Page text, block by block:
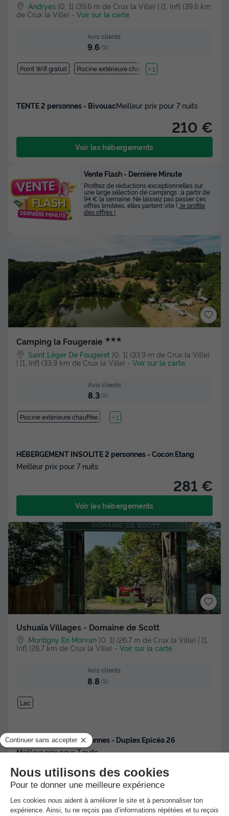
Andryes ]0, 1[ (39,6 m de Crux la Ville) | [1, Inf[ (39,6 km
de Crux la Ville) - Voir sur la carte
Avis clients
9.6/10
Point Wifi gratuit Piscine extérieure chauffée
+ 1
TENTE 2 personnes - BivouacMeilleur prix pour 7 nuits
210 €
Voir les hébergements
Camping la Fougeraie ★★★
Saint Léger De Fougeret ]0, 1[ (33,9 m de Crux la Ville)
| [1, Inf[ (33,9 km de Crux la Ville) - Voir sur la carte
Avis clients
8.3/10
Piscine extérieure chauffée Lac
+ 1
HÉBERGEMENT INSOLITE 2 personnes - Cocon Etang
Meilleur prix pour 7 nuits
281 €
Voir les hébergements
Ushuaïa Villages - Domaine de Scott
Montigny En Morvan ]0, 1[ (26,7 m de Crux la Ville) | [1,
Inf[ (26,7 km de Crux la Ville) - Voir sur la carte
Avis clients
8.8 /10
Lac
APPARTEMENT 3 personnes - Duplex Epicéa 26
Meilleur prix pour 7 nuits
Voir les hébergements
Vente Flash - Dernière Minute
Profitez de réductions exceptionnelles sur
une large sélection de campings : à partir de
94 € la semaine. Ne laissez pas passer ces
offres limitées, elles partent vite ! Je profite
des offres !